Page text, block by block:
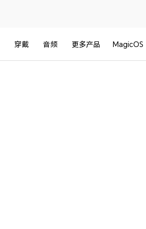
穿戴 音频 更多产品 MagicOS